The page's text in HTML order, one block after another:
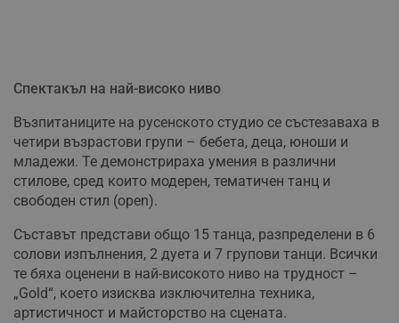
Спектакъл на най-високо ниво
Възпитаниците на русенското студио се състезаваха в
четири възрастови групи – бебета, деца, юноши и
младежи. Те демонстрираха умения в различни
стилове, сред които модерен, тематичен танц и
свободен стил (open).
Съставът представи общо 15 танца, разпределени в 6
солови изпълнения, 2 дуета и 7 групови танци. Всички
те бяха оценени в най-високото ниво на трудност –
„Gold“, което изисква изключителна техника,
артистичност и майсторство на сцената.